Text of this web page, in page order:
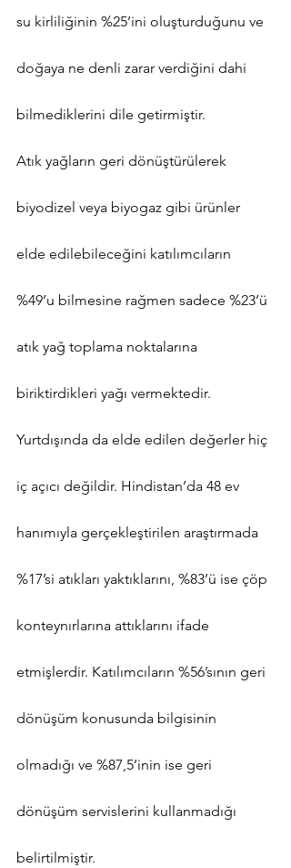
su kirliliğinin %25’ini oluşturduğunu ve
doğaya ne denli zarar verdiğini dahi
bilmediklerini dile getirmiştir.
Atık yağların geri dönüştürülerek
biyodizel veya biyogaz gibi ürünler
elde edilebileceğini katılımcıların
%49’u bilmesine rağmen sadece %23’ü
atık yağ toplama noktalarına
biriktirdikleri yağı vermektedir.
Yurtdışında da elde edilen değerler hiç
iç açıcı değildir. Hindistan’da 48 ev
hanımıyla gerçekleştirilen araştırmada
%17’si atıkları yaktıklarını, %83’ü ise çöp
konteynırlarına attıklarını ifade
etmişlerdir. Katılımcıların %56’sının geri
dönüşüm konusunda bilgisinin
olmadığı ve %87,5’inin ise geri
dönüşüm servislerini kullanmadığı
belirtilmiştir.